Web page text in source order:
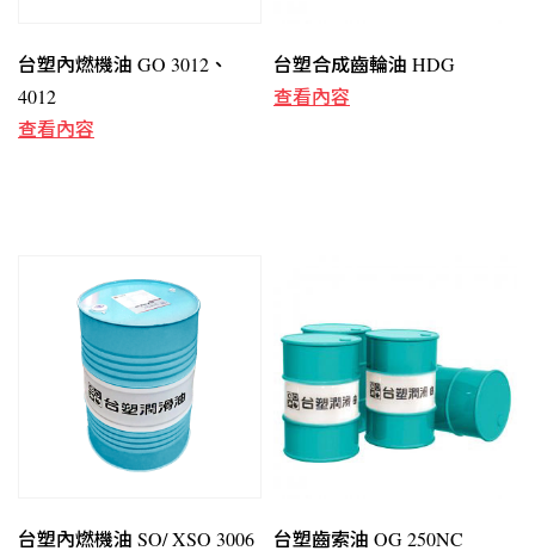
台塑內燃機油 GO 3012、
4012
查看內容
台塑合成齒輪油 HDG
查看內容
台塑內燃機油 SO/ XSO 3006
台塑齒索油 OG 250NC